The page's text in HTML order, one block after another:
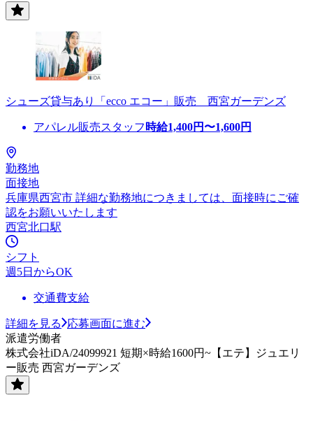
シューズ貸与あり「ecco エコー」販売 西宮ガーデンズ
アパレル販売スタッフ 時給1,400円〜1,600円
勤務地
面接地
兵庫県西宮市 詳細な勤務地につきましては、面接時にご確
認をお願いいたします
西宮北口駅
シフト
週5日からOK
交通費支給
詳細を見る
応募画面に進む
派遣労働者
株式会社iDA/24099921 短期×時給1600円~【エテ】ジュエリ
ー販売 西宮ガーデンズ